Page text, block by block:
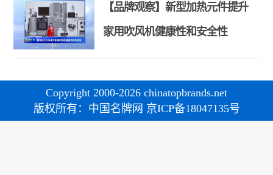
【品牌观察】新型加热元件提升
家用吹风机健康性和安全性
Copyright 2000-2026 chinatopbrands.net
版权所有：中国名牌网 京ICP备18047135号